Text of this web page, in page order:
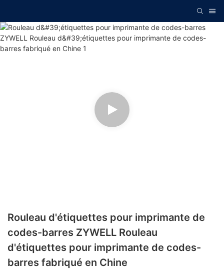
Rouleau d'étiquettes pour imprimante de
codes-barres ZYWELL Rouleau
d'étiquettes pour imprimante de codes-
barres fabriqué en Chine